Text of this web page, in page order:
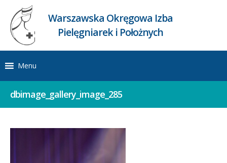
Warszawska Okręgowa Izba
Pielęgniarek i Położnych
Menu
dbimage_gallery_image_285